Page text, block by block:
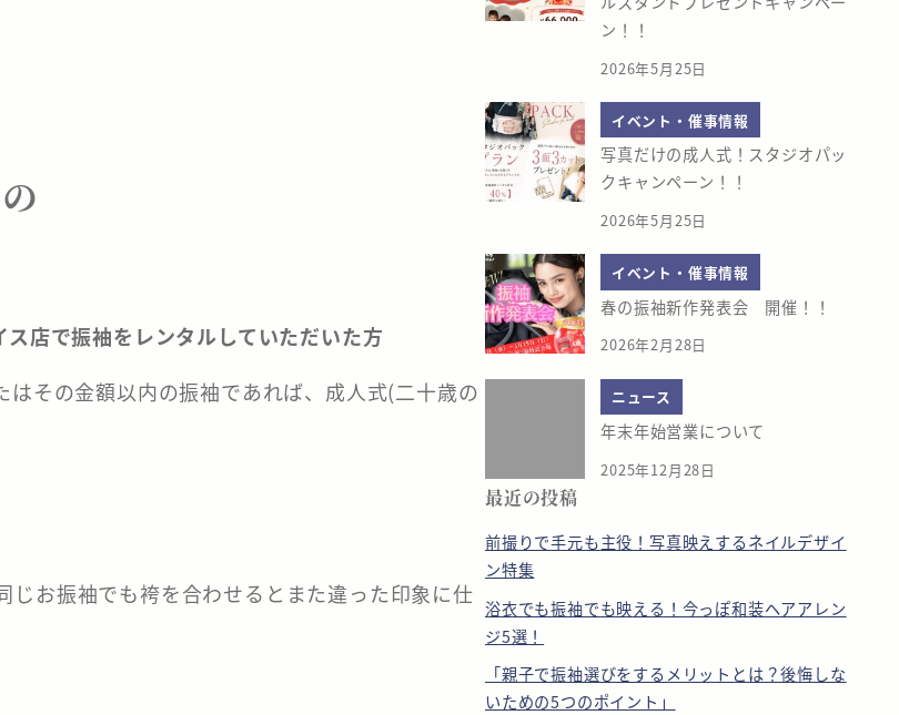
店で振袖をレンタルしていただいた方
その金額以内の振袖であれば、成人式(二十歳の
お振袖でも袴を合わせるとまた違った印象に仕
ン！！
2026年5月25日
イベント・催事情報
写真だけの成人式！スタジオパッ
クキャンペーン！！
2026年5月25日
イベント・催事情報
春の振袖新作発表会 開催！！
2026年2月28日
ニュース
年末年始営業について
2025年12月28日
最近の投稿
前撮りで手元も主役！写真映えするネイルデザイ
ン特集
浴衣でも振袖でも映える！今っぽ和装ヘアアレン
ジ5選！
「親子で振袖選びをするメリットとは？後悔しな
いための5つのポイント」